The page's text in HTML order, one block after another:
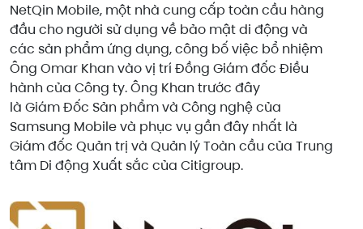
NetQin Mobile, một nhà cung cấp toàn cầu hàng
đầu cho người sử dụng về bảo mật di động và
các sản phẩm ứng dụng, công bố việc bổ nhiệm
Ông Omar Khan vào vị trí Đồng Giám đốc Điều
hành của Công ty. Ông Khan trước đây
là Giám Đốc Sản phẩm và Công nghệ của
Samsung Mobile và phục vụ gần đây nhất là
Giám đốc Quản trị và Quản lý Toàn cầu của Trung
tâm Di động Xuất sắc của Citigroup.